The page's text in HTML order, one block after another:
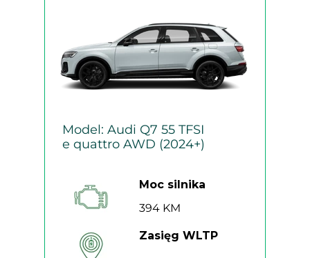
Zasięg WLTP
394 KM
Moc silnika
Model: Audi Q7 55 TFSI
e quattro AWD (2024+)